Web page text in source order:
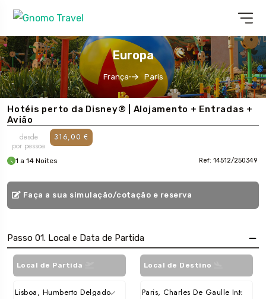
Europa
França Paris
Hotéis perto da Disney® | Alojamento + Entradas +
Avião
desde
por pessoa
316,00 €
1 a 14 Noites Ref: 14512/250349
Faça a sua simulação/cotação e reserva
Passo 01. Local e Data de Partida
Local de Partida
Lisboa, Humberto Delgado
Local de Destino
Paris, Charles De Gaulle Int.